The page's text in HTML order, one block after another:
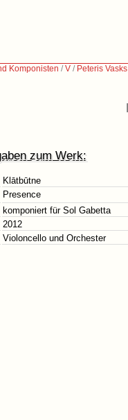
Komponisten /V / Peteris
zum Werk:
Klātbūtne
Presence
komponiert für Sol Gabetta
2012
Violoncello und Orchester